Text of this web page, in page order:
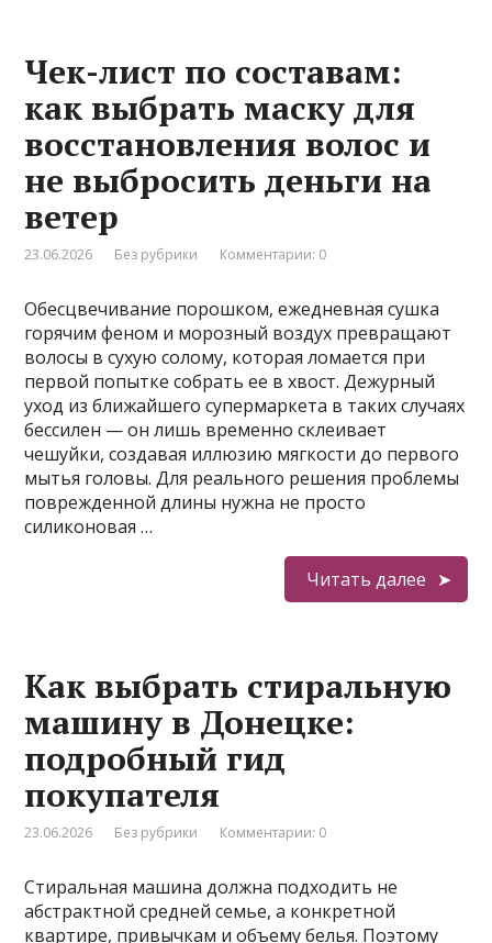
Чек-лист по составам:
как выбрать маску для
восстановления волос и
не выбросить деньги на
ветер
23.06.2026 Без рубрики Комментарии: 0
Обесцвечивание порошком, ежедневная сушка
горячим феном и морозный воздух превращают
волосы в сухую солому, которая ломается при
первой попытке собрать ее в хвост. Дежурный
уход из ближайшего супермаркета в таких случаях
бессилен — он лишь временно склеивает
чешуйки, создавая иллюзию мягкости до первого
мытья головы. Для реального решения проблемы
поврежденной длины нужна не просто
силиконовая …
Читать далее
Как выбрать стиральную
машину в Донецке:
подробный гид
покупателя
23.06.2026 Без рубрики Комментарии: 0
Стиральная машина должна подходить не
абстрактной средней семье, а конкретной
квартире, привычкам и объему белья. Поэтому